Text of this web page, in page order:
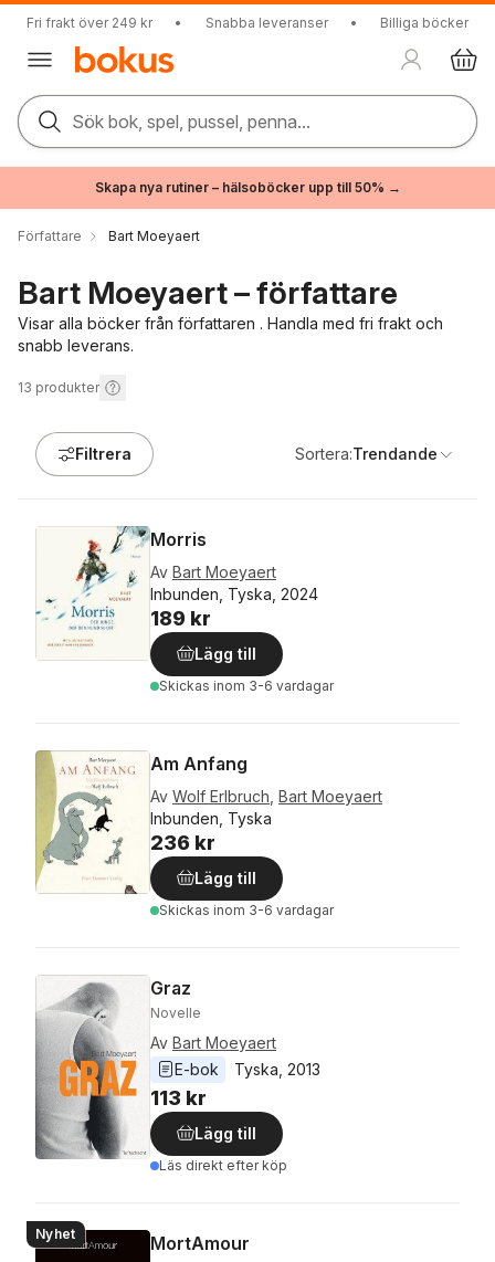
Fri frakt över 249 kr • Snabba leveranser • Billiga böcker
Sök bok, spel, pussel, penna...
Skapa nya rutiner – hälsoböcker upp till 50% →
Författare Bart Moeyaert
Bart Moeyaert – författare
Visar alla böcker från författaren . Handla med fri frakt och
snabb leverans.
13 produkter
Filtrera Sortera:Trendande
Morris
Av Bart Moeyaert
Inbunden, Tyska, 2024
189 kr
Lägg till
Skickas inom 3-6 vardagar
Am Anfang
Av Wolf Erlbruch Bart Moeyaert
Inbunden, Tyska
236 kr
Lägg till
Skickas inom 3-6 vardagar
Graz
Novelle
Av Bart Moeyaert
E-bok
Tyska 2013
113 kr
Lägg till
Läs direkt efter köp
Nyhet MortAmour